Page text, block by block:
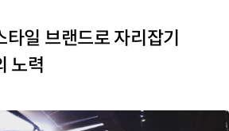
일 브랜드로 자리잡기
노력